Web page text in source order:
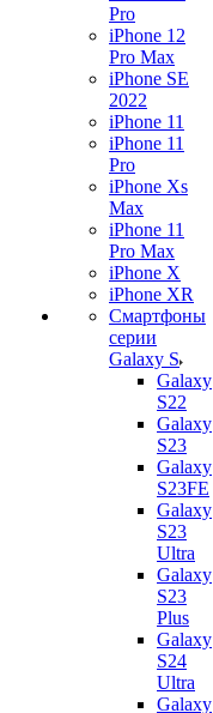
Pro
iPhone 12
Pro Max
iPhone SE
2022
iPhone 11
iPhone 11
Pro
iPhone Xs
Max
iPhone 11
Pro Max
iPhone X
iPhone XR
Смартфоны
серии
Galaxy S
Galaxy
S22
Galaxy
S23
Galaxy
S23FE
Galaxy
S23
Ultra
Galaxy
S23
Plus
Galaxy
S24
Ultra
Galaxy